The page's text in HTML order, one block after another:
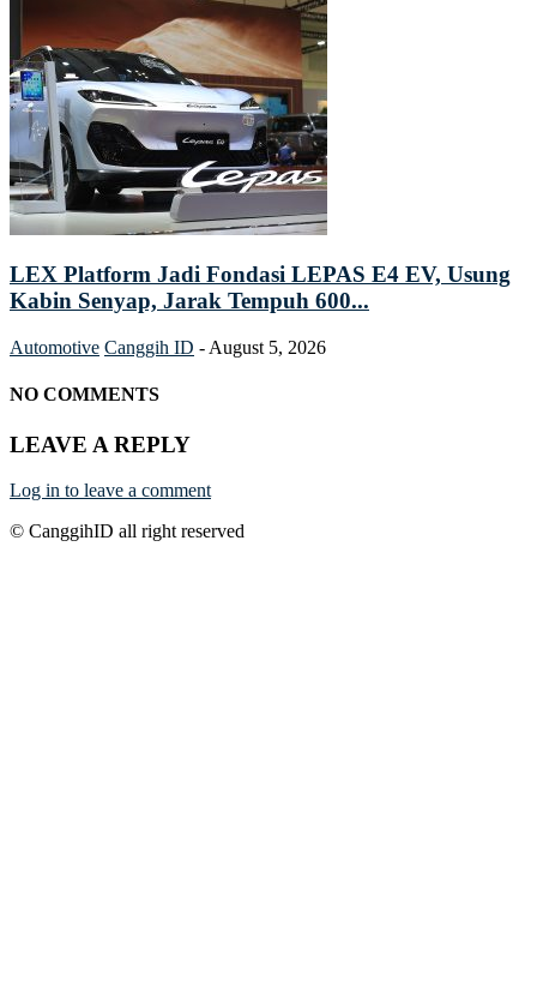
LEX Platform Jadi Fondasi LEPAS E4 EV, Usung
Kabin Senyap, Jarak Tempuh 600...
Automotive Canggih ID - August 5, 2026
NO COMMENTS
LEAVE A REPLY
Log in to leave a comment
© CanggihID all right reserved